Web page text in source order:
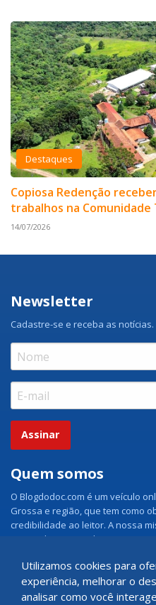
Utilizamos cookies para
experiência, melhorar o
analisar como você
Destaques
Copiosa Redenção
trabalhos na
14/07/2026
Newsletter
Cadastre-se e receba as notícias.
Assinar
Quem somos
O Blogdodoc.com é um veículo
Grossa e região, que tem como
credibilidade ao leitor. A nossa
nossos leitores tenham acesso
Grupo Doc.com